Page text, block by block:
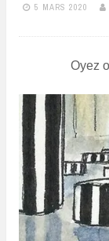
5 MARS 2020
Oyez